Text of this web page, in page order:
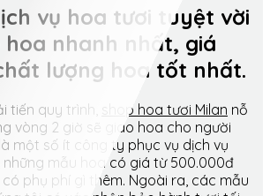
vụ hoa tươi tuyệt vời
nhanh nhất, giá
lượng hoa tốt nhất.
tiến quy trình, shop hoa tươi Milan nỗ
vòng 2 giờ sẽ giao hoa cho người
một số ít công ty phục vụ dịch vụ
mẫu hoa có giá từ 500.000đ
phụ phí gì thêm. Ngoài ra, các mẫu